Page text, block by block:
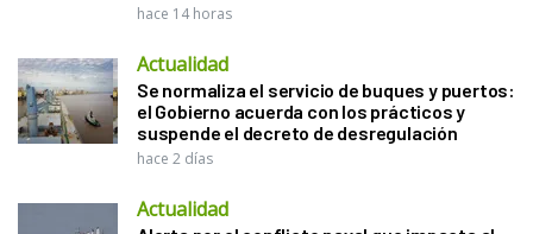
hace 14 horas
Actualidad
Se normaliza el servicio de buques y puertos:
el Gobierno acuerda con los prácticos y
suspende el decreto de desregulación
hace 2 días
Actualidad